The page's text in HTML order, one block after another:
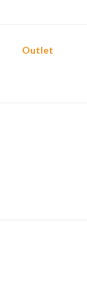
Outlet